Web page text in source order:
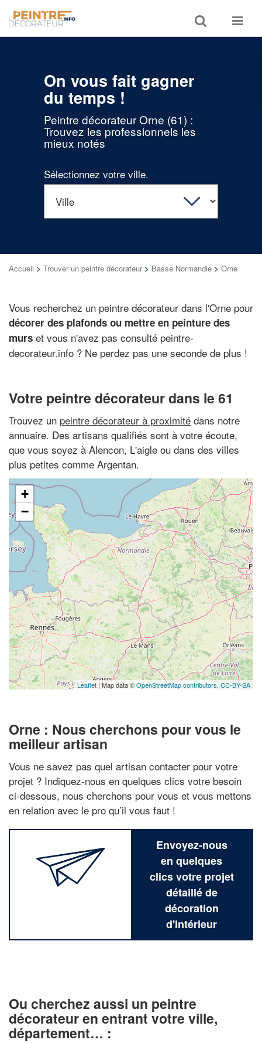
Toggle
search
Toggle
On vous fait gagner
du temps !
Peintre décorateur Orne (61) :
Trouvez les professionnels les
mieux notés
Sélectionnez votre ville.
Accueil > Trouver un peintre décorateur > Basse Normandie > Orne
Vous recherchez un peintre décorateur dans l'Orne pour
décorer des plafonds ou mettre en peinture des
murs et vous n'avez pas consulté peintre-
decorateur.info ? Ne perdez pas une seconde de plus !
Votre peintre décorateur dans le 61
Trouvez un peintre décorateur à proximité dans notre
annuaire. Des artisans qualifiés sont à votre écoute,
que vous soyez à Alencon, L'aigle ou dans des villes
plus petites comme Argentan.
+
−
Leaflet| Map data ©OpenStreetMap contributors, CC-BY-SA
Orne : Nous cherchons pour vous le
meilleur artisan
Vous ne savez pas quel artisan contacter pour votre
projet ? Indiquez-nous en quelques clics votre besoin
ci-dessous, nous cherchons pour vous et vous mettons
en relation avec le pro qu’il vous faut !
Envoyez-nous
en quelques
clics votre projet
détaillé de
décoration
d'intérieur
Ou cherchez aussi un peintre
décorateur en entrant votre ville,
département… :